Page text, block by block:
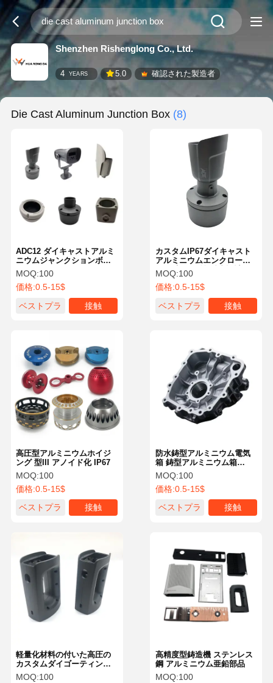
Shenzhen Rishenglong Co., Ltd.
4 YEARS 5.0 確認された製造者
Die Cast Aluminum Junction Box (8)
ADC12 ダイキャストアルミ
ニウムジャンクションボッ
クス CCTVカメラハウジン
グ 防食カスタムエンクロー
ジャ
MOQ:100
価格:0.5-15$
ベストプラ
接触
カスタムIP67ダイキャスト
アルミニウムエンクロージ
ャ 堅牢 耐候性 精密設計
MOQ:100
価格:0.5-15$
ベストプラ
接触
高圧型アルミニウムホイジ
ング 型III アノイド化 IP67
MOQ:100
価格:0.5-15$
ベストプラ
接触
防水鋳型アルミニウム電気
箱 鋳型アルミニウム箱
ADC12 カスタムハウジング
MOQ:100
価格:0.5-15$
ベストプラ
接触
軽量化材料の付いた高圧の
カスタムダイゴーティング
囲み
MOQ:100
高精度型鋳造機 ステンレス
鋼 アルミニウム亜鉛部品
MOQ:100